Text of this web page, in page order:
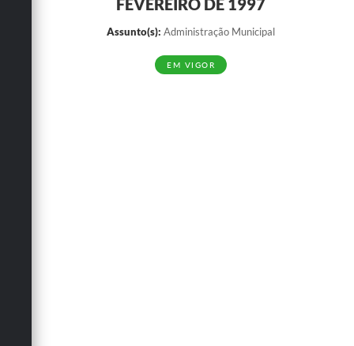
FEVEREIRO DE 1997
Assunto(s): Administração Municipal
EM VIGOR